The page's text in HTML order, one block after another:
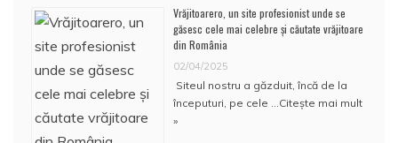
Vrăjitoarero, un site profesionist unde se
găsesc cele mai celebre și căutate vrăjitoare
din România
02/04/2025
Siteul nostru a găzduit, încă de la
începuturi, pe cele … Citește mai mult
»